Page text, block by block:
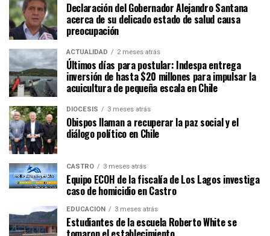
Declaración del Gobernador Alejandro Santana
acerca de su delicado estado de salud causa
preocupación
ACTUALIDAD 2 meses atrás
Últimos días para postular: Indespa entrega
inversión de hasta $20 millones para impulsar la
acuicultura de pequeña escala en Chile
DIÓCESIS 3 meses atrás
Obispos llaman a recuperar la paz social y el
diálogo político en Chile
CASTRO 3 meses atrás
Equipo ECOH de la fiscalía de Los Lagos investiga
caso de homicidio en Castro
EDUCACIÓN 3 meses atrás
Estudiantes de la escuela Roberto White se